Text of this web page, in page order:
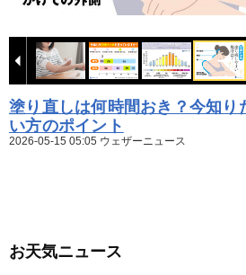
塗り直しは何時間おき？今知り
い方のポイント
2026-05-15 05:05 ウェザーニュース
お天気ニュース